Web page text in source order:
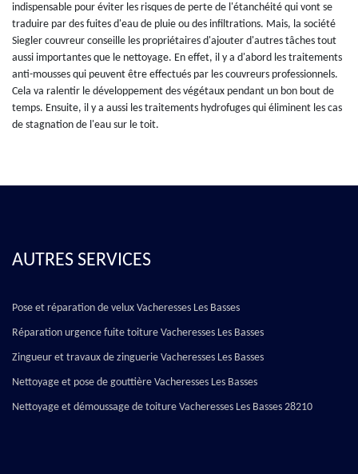
indispensable pour éviter les risques de perte de l'étanchéité qui vont se
traduire par des fuites d'eau de pluie ou des infiltrations. Mais, la société
Siegler couvreur conseille les propriétaires d'ajouter d'autres tâches tout
aussi importantes que le nettoyage. En effet, il y a d'abord les traitements
anti-mousses qui peuvent être effectués par les couvreurs professionnels.
Cela va ralentir le développement des végétaux pendant un bon bout de
temps. Ensuite, il y a aussi les traitements hydrofuges qui éliminent les cas
de stagnation de l'eau sur le toit.
AUTRES SERVICES
Pose et réparation de velux Vacheresses Les Basses
Réparation urgence fuite toiture Vacheresses Les Basses
Zingueur et travaux de zinguerie Vacheresses Les Basses
Nettoyage et pose de gouttière Vacheresses Les Basses
Nettoyage et démoussage de toiture Vacheresses Les Basses 28210